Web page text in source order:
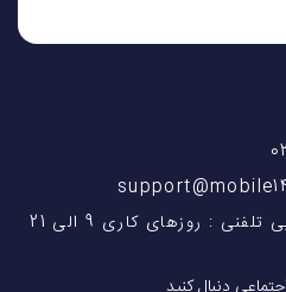
: روزهای کاری 9 الی 21